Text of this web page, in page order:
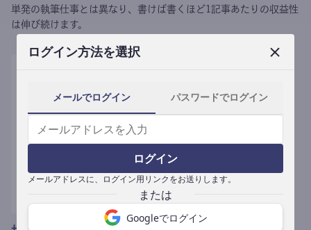
ログイン方法を選択
メールでログイン パスワードでログイン
ログイン
メールアドレスに、ログイン用リンクをお送りします。
Googleでログイン
単発の執筆仕事とは異なり、 書けば書くほど1記事あたりの収益性
は伸び続けます。